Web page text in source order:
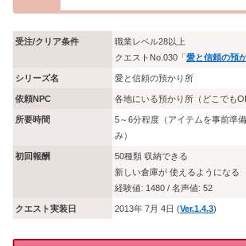
受注/クリア条件
職業レベル28以上
クエストNo.030「 愛と信頼の預
シリーズ名 愛と信頼の預かり所
依頼NPC 各地にいる預かり所（どこでも
所要時間
5～6分程度（アイテムを事前準
み）
初回報酬
50種類 収納できる
新しい倉庫が 使えるようになる
経験値: 1480 / 名声値: 52
クエスト実装日 2013年 7月 4日 (Ver.1.4.3)